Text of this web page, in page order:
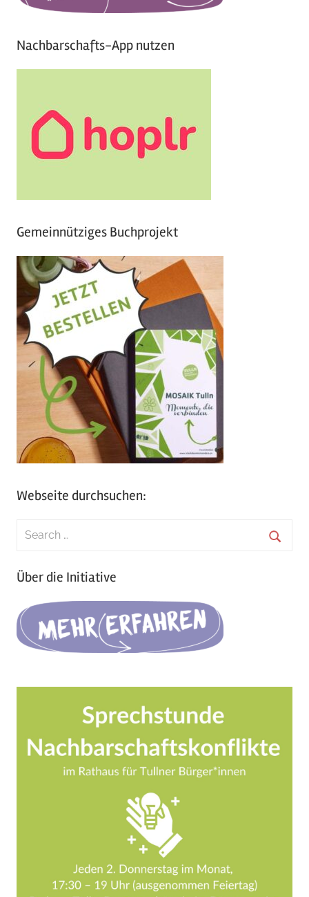
Nachbarschafts-App nutzen
Gemeinnütziges Buchprojekt
Webseite durchsuchen:
Search
Über die Initiative